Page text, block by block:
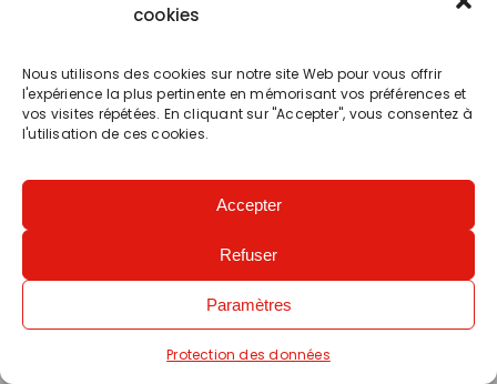
cookies
Nous utilisons des cookies sur notre site Web pour vous offrir
l'expérience la plus pertinente en mémorisant vos préférences et
vos visites répétées. En cliquant sur "Accepter", vous consentez à
l'utilisation de ces cookies.
Accepter
Refuser
Paramètres
Protection des données
conforme